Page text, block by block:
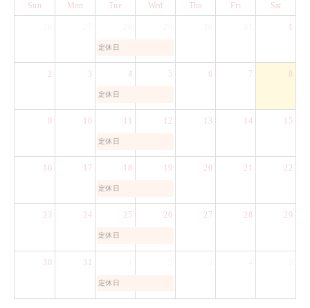
Sun Mon Tue Wed Thu Fri Sat
定休日
1
2 3 4
定休日
5 6 7 8
9 10 11
定休日
12 13 14 15
16 17 18
定休日
19 20 21 22
23 24 25
定休日
26 27 28 29
30 31
定休日